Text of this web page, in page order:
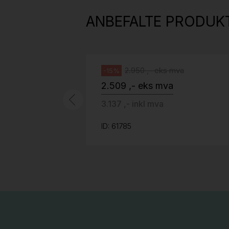
ANBEFALTE
grått fotkryss, Pent brukt
-15%
2.509 ,- eks mva
ID: 61785